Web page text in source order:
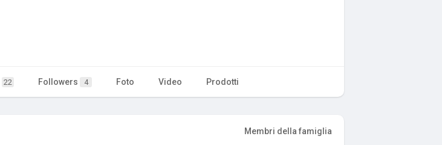
22 Followers 4 Foto Video Prodotti
Membri della famiglia